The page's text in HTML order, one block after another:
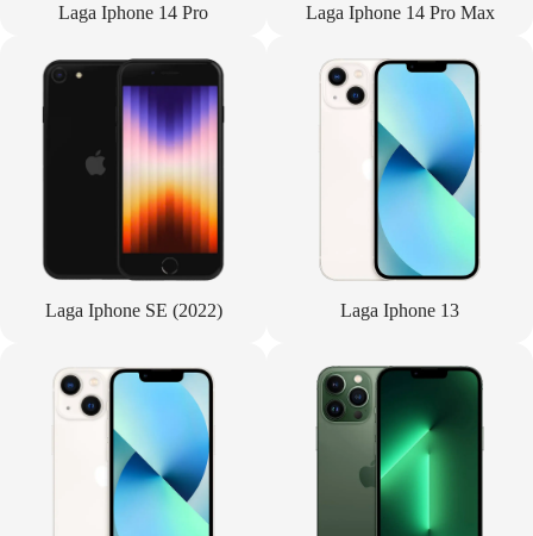
Laga Iphone 14 Pro Laga Iphone 14 Pro Max
Laga Iphone SE (2022) Laga Iphone 13